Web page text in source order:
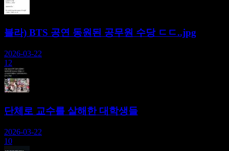
블라) BTS 공연 동원된 공무원 수당 ㄷㄷ..jpg
2026-03-22
12
단체로 교수를 살해한 대학생들
2026-03-22
10